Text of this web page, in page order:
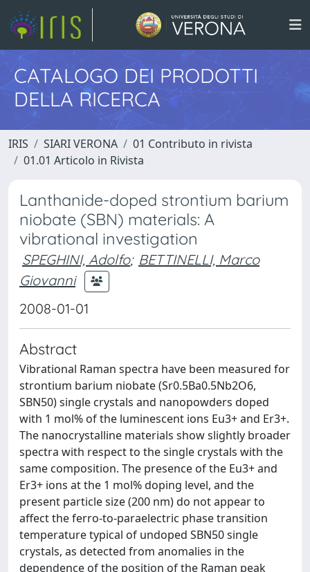
CATALOGO DEI PRODOTTI
DELLA RICERCA
IRIS SIARI VERONA
01 Contributo in rivista
01.01 Articolo in Rivista
Lanthanide-doped strontium barium
niobate (SBN) materials: A
vibrational investigation
SPEGHINI, Adolfo; BETTINELLI, Marco
Giovanni
2008-01-01
Abstract
Vibrational Raman spectra have been measured for
strontium barium niobate (Sr0.5Ba0.5Nb2O6,
SBN50) single crystals and nanopowders doped
with 1 mol% of the luminescent ions Eu3+ and Er3+.
The nanocrystalline materials show slightly broader
spectra with respect to the single crystals with the
same composition. The presence of the Eu3+ and
Er3+ ions at the 1 mol% doping level, and the
present particle size (200 nm) do not appear to
affect the ferro-to-paraelectric phase transition
temperature typical of undoped SBN50 single
crystals, as detected from anomalies in the
dependence of the position of the Raman peak